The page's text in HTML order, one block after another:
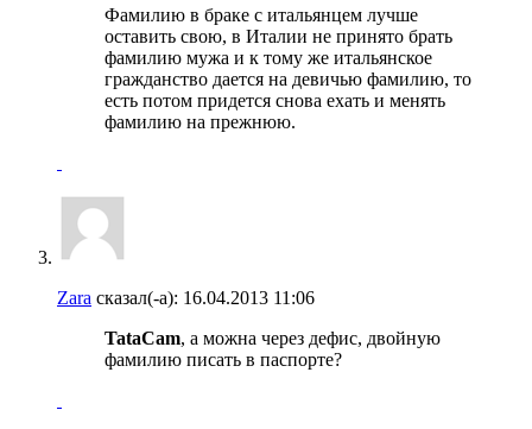
Фамилию в браке с итальянцем лучше
оставить свою, в Италии не принято брать
фамилию мужа и к тому же итальянское
гражданство дается на девичью фамилию, то
есть потом придется снова ехать и менять
фамилию на прежнюю.
Zara сказал(-а): 16.04.2013 11:06
TataCam, а можна через дефис, двойную
фамилию писать в паспорте?